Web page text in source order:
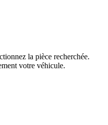
la pièce recherchée.
votre véhicule.